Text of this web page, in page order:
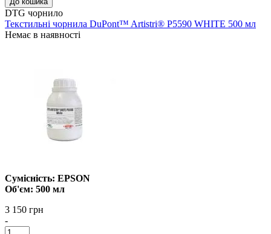
DTG чорнило
Текстильні чорнила DuPont™ Artistri® P5590 WHITE 500 мл
Немає в наявності
Сумісність: EPSON
Об'єм: 500 мл
3 150 грн
-